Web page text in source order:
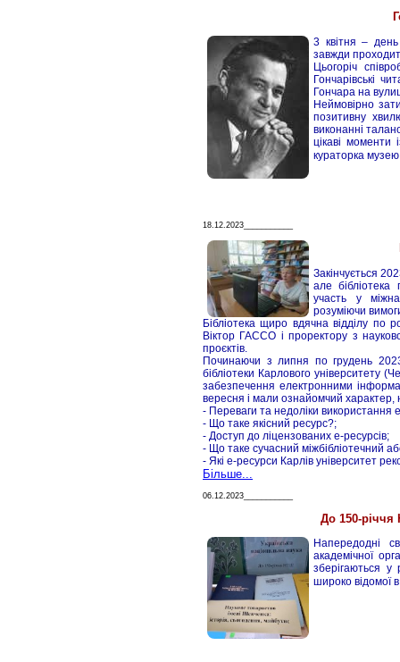
3 квітня –
завжди
Цьогоріч
Гончарівські
Гончара на
Неймовірно
позитивну
виконанні
цікаві моменти
кураторка
18.12.2023___________
Закінчується
але
участь у
розуміючи
Бібліотека щиро вдячна відділу по
Віктор ГАССО і проректору з
проєктів.
Починаючи з липня по грудень 2023
бібліотеки Карлового університету
забезпечення електронними
вересня і мали ознайомчий характер,
- Переваги та недоліки використання
- Що таке якісний ресурс?;
- Доступ до ліцензованих е-ресурсів;
- Що таке сучасний міжбібліотечний
- Які е-ресурси Карлів університет
Більше...
06.12.2023___________
До 150-річчя
Напередодні
академічної
зберігаються у
широко відомої в